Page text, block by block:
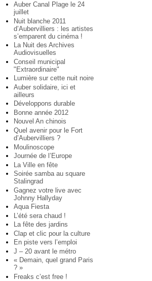
Auber Canal Plage le 24
juillet
Nuit blanche 2011
d’Aubervilliers : les artistes
s’emparent du cinéma !
La Nuit des Archives
Audiovisuelles
Conseil municipal
"Extraordinaire"
Lumière sur cette nuit noire
Auber solidaire, ici et
ailleurs
Développons durable
Bonne année 2012
Nouvel An chinois
Quel avenir pour le Fort
d’Aubervilliers ?
Moulinoscope
Journée de l’Europe
La Ville en fête
Soirée samba au square
Stalingrad
Gagnez votre live avec
Johnny Hallyday
Aqua Fiesta
L’été sera chaud !
La fête des jardins
Clap et clic pour la culture
En piste vers l’emploi
J – 20 avant le métro
« Demain, quel grand Paris
? »
Freaks c’est free !